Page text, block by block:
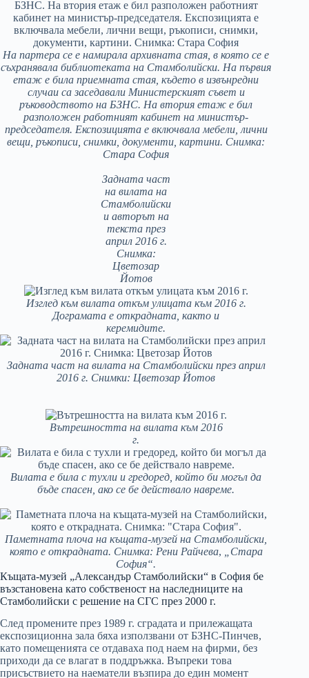
На партера се е намирала архивната стая, в която се е
съхранявала библиотеката на Стамболийски. На първия
етаж е била приемната стая, където в извънредни
случаи са заседавали Министерският съвет и
ръководството на БЗНС. На втория етаж е бил
разположен работният кабинет на министър-
председателя. Експозицията е включвала мебели, лични
вещи, ръкописи, снимки, документи, картини. Снимка:
Стара София
Задната част
на вилата на
Стамболийски
и авторът на
текста през
април 2016 г.
Снимка:
Цветозар
Йотов
Изглед към вилата откъм улицата към 2016 г.
Дограмата е открадната, както и
керемидите.
Задната част на вилата на Стамболийски през април
2016 г. Снимки: Цветозар Йотов
Вътрешността на вилата към 2016
г.
Вилата е била с тухли и гредоред, който би могъл да
бъде спасен, ако се бе действало навреме.
Паметната плоча на къщата-музей на Стамболийски,
която е открадната. Снимка: Рени Райчева,
„Стара
София“.
Къщата-музей „Александър Стамболийски“ в София бе
възстановена като собственост на наследниците на
Стамболийски с решение на СГС през 2000 г.
След промените през 1989 г. сградата и прилежащата
експозиционна зала бяха използвани от БЗНС-Пинчев,
като помещенията се отдаваха под наем на фирми, без
приходи да се влагат в поддръжка. Въпреки това
присъствието на наематели възпира до един момент